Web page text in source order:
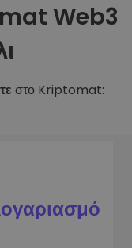
Web3
στο Kriptomat: